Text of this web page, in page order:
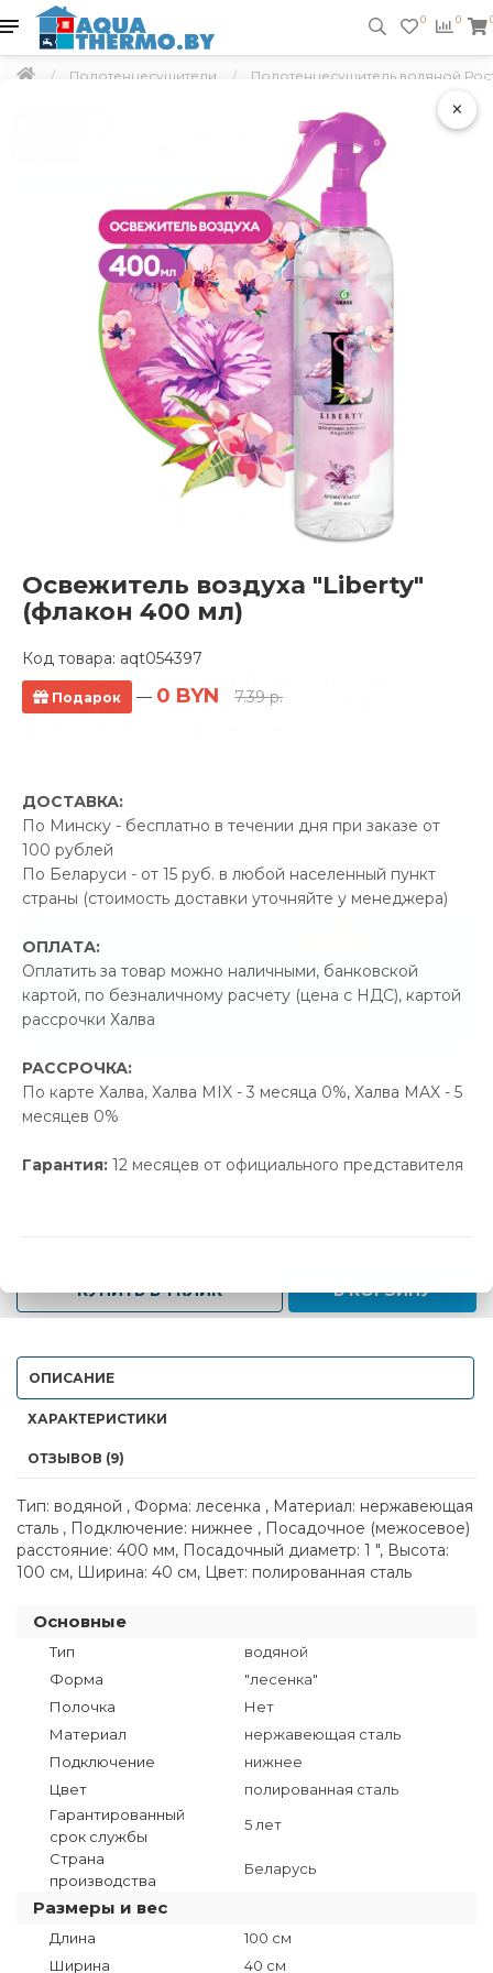
×
Освежитель воздуха "Liberty"
(флакон 400 мл)
Код товара: aqt054397
Подарок — 0 BYN 7.39 р.
ДОСТАВКА:
По Минску - бесплатно в течении дня при заказе от
100 рублей
По Беларуси - от 15 руб. в любой населенный пункт
страны (стоимость доставки уточняйте у менеджера)
ОПЛАТА:
Оплатить за товар можно наличными, банковской
картой, по безналичному расчету (цена с НДС), картой
рассрочки Халва
РАССРОЧКА:
По карте Халва, Халва MIX - 3 месяца 0%, Халва MAX - 5
месяцев 0%
Гарантия: 12 месяцев от официального представителя
0 0
Полотенцесушители Полотенцесушитель водяной
Полотенцесушитель водяной
Ростела Соната 400x1000/9 1"
Производитель:Ростела
Код Товара: aqt050813
Экономия24.04 р.
Позвонить и назвать промокод
В наличии
456.00 р. 480.04 р. 24.04 р.
КУПИТЬ В 1 КЛИК В КОРЗИНУ
ОПИСАНИЕ
ХАРАКТЕРИСТИКИ
ОТЗЫВОВ (9)
Тип: водяной , Форма: лесенка , Материал: нержавеющая
сталь , Подключение: нижнее , Посадочное (межосевое)
расстояние: 400 мм, Посадочный диаметр: 1 ", Высота:
100 см, Ширина: 40 см, Цвет: полированная сталь
Основные
Тип
водяной
Форма
"лесенка"
Полочка
Нет
Материал
нержавеющая сталь
Подключение
нижнее
Цвет
полированная сталь
Гарантированный
срок службы
5 лет
Страна
производства
Беларусь
Размеры и вес
Длина
100 см
Ширина
40 см